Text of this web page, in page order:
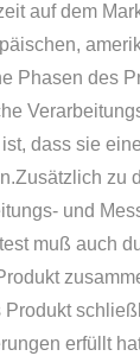
auf dem
Phasen des
dass sie
zu
und
muß auch
Produkt
erfüllt